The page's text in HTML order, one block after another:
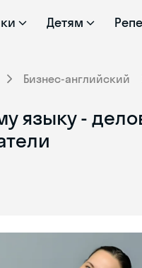
Детям
Бизнес-английский
языку -